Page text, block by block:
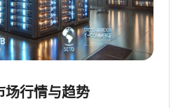
场行情与趋势